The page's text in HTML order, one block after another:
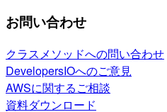
お問い合わせ
クラスメソッドへの問い合わせ
DevelopersIOへのご意見
AWSに関するご相談
資料ダウンロード